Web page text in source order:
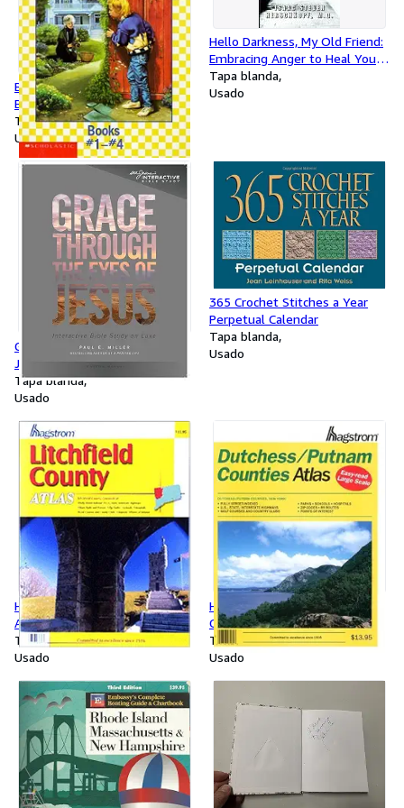
Baby-Sitters Little Sister:
Books No. 1-4/Karen's
Witch/Karen's Roller
Skates/Karen's Worst
Day/Karen's Kittycat Club
Tapa blanda
Usado
Hello Darkness, My Old Friend:
Embracing Anger to Heal Your
Life
Tapa blanda
Usado
Grace Through the Eyes of
Jesus: An Interactive Bible
Study on Luke (Leader's
Manual)
Tapa blanda
Usado
365 Crochet Stitches a Year
Perpetual Calendar
Tapa blanda
Usado
Hagstrom Litchfield County
Atlas: Connecticut
Tapa blanda
Usado
Hagstrom Dutchess Putnam
Counties Atlas
Tapa blanda
Usado